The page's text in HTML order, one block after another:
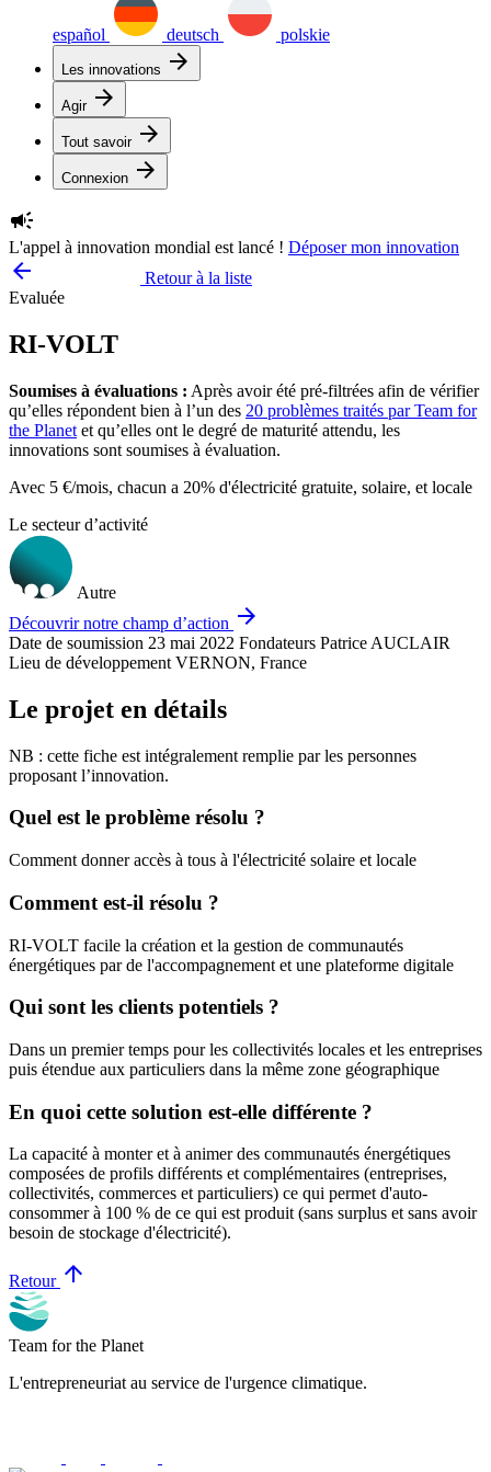
español deutsch polskie
Les innovations arrow_forward
Agir arrow_forward
Tout savoir arrow_forward
Connexion arrow_forward
campaign
L'appel à innovation mondial est lancé ! Déposer mon innovation
arrow_backward
Retour à la liste
Evaluée
RI-VOLT
Soumises à évaluations : Après avoir été pré-filtrées afin de vérifier
qu’elles répondent bien à l’un des 20 problèmes traités par Team for
the Planet et qu’elles ont le degré de maturité attendu, les
innovations sont soumises à évaluation.
Avec 5 €/mois, chacun a 20% d'électricité gratuite, solaire, et locale
Le secteur d’activité
Autre
Découvrir notre champ d’action arrow_forward
Date de soumission 23 mai 2022 Fondateurs Patrice AUCLAIR
Lieu de développement VERNON, France
Le projet en détails
NB : cette fiche est intégralement remplie par les personnes
proposant l’innovation.
Quel est le problème résolu ?
Comment donner accès à tous à l'électricité solaire et locale
Comment est-il résolu ?
RI-VOLT facile la création et la gestion de communautés
énergétiques par de l'accompagnement et une plateforme digitale
Qui sont les clients potentiels ?
Dans un premier temps pour les collectivités locales et les entreprises
puis étendue aux particuliers dans la même zone géographique
En quoi cette solution est-elle différente ?
La capacité à monter et à animer des communautés énergétiques
composées de profils différents et complémentaires (entreprises,
collectivités, commerces et particuliers) ce qui permet d'auto-
consommer à 100 % de ce qui est produit (sans surplus et sans avoir
besoin de stockage d'électricité).
Retour arrow_upward
Team for the Planet
L'entrepreneuriat au service de l'urgence climatique.